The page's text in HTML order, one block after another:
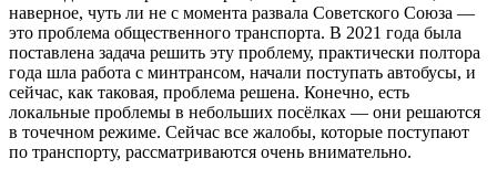
наверное, чуть ли не с момента развала Советского Союза —
это проблема общественного транспорта. В 2021 года была
поставлена задача решить эту проблему, практически полтора
года шла работа с минтрансом, начали поступать автобусы, и
сейчас, как таковая, проблема решена. Конечно, есть
локальные проблемы в небольших посёлках — они решаются
в точечном режиме. Сейчас все жалобы, которые поступают
по транспорту, рассматриваются очень внимательно.